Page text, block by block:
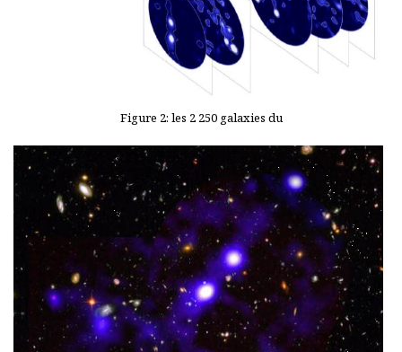
Figure 2: les 2 250 galaxies du